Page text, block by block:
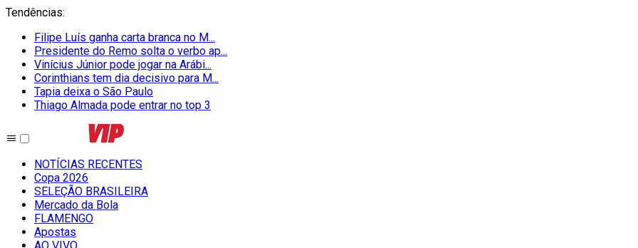
Tendências:
Filipe Luís ganha carta branca no M...
Presidente do Remo solta o verbo ap...
Vinícius Júnior pode jogar na Arábi...
Corinthians tem dia decisivo para M...
Tapia deixa o São Paulo
Thiago Almada pode entrar no top 3
NOTÍCIAS RECENTES
Copa 2026
SELEÇÃO BRASILEIRA
Mercado da Bola
FLAMENGO
Apostas